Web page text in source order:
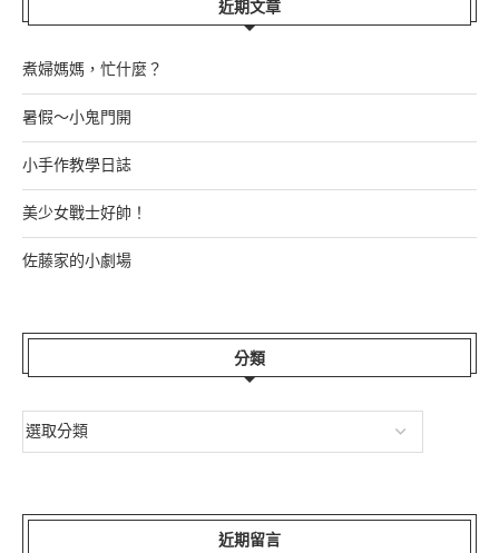
近期文章
煮婦媽媽，忙什麼？
暑假～小鬼門開
小手作教學日誌
美少女戰士好帥！
佐藤家的小劇場
分類
近期留言